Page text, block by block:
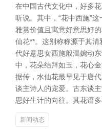
在中国古代文化中，好多
听说。其中，“花中西施”
雅赏价值且寓意好意思好
仙花**。这别称称源于其
代好意思女西施般温婉动
中，花朵结拜如玉，花心金
据传，水仙花最早见于唐
谈主诗人的宠爱。古东谈
思好生计的向往。其花语
新闻动态